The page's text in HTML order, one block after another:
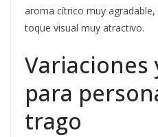
aroma cítrico muy
toque visual muy atractivo.
Variaciones
para
trago